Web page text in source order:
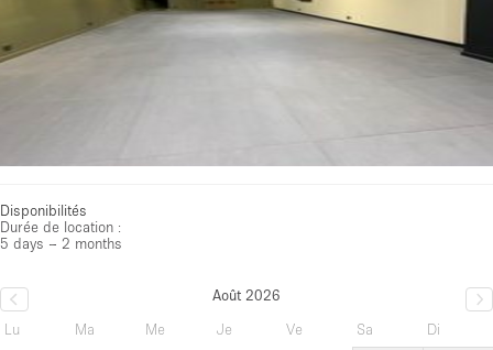
Disponibilités
Durée de location :
5 days – 2 months
Août 2026
Lu
Ma Me Je Ve Sa
Di